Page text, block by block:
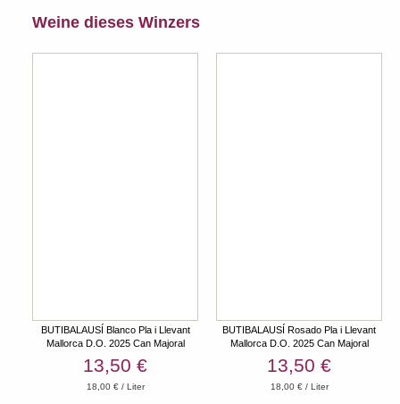
Weine dieses Winzers
BUTIBALAUSÍ Blanco Pla i Llevant
Mallorca D.O. 2025 Can Majoral
13,50 €
18,00 € / Liter
BUTIBALAUSÍ Rosado Pla i Llevant
Mallorca D.O. 2025 Can Majoral
13,50 €
18,00 € / Liter